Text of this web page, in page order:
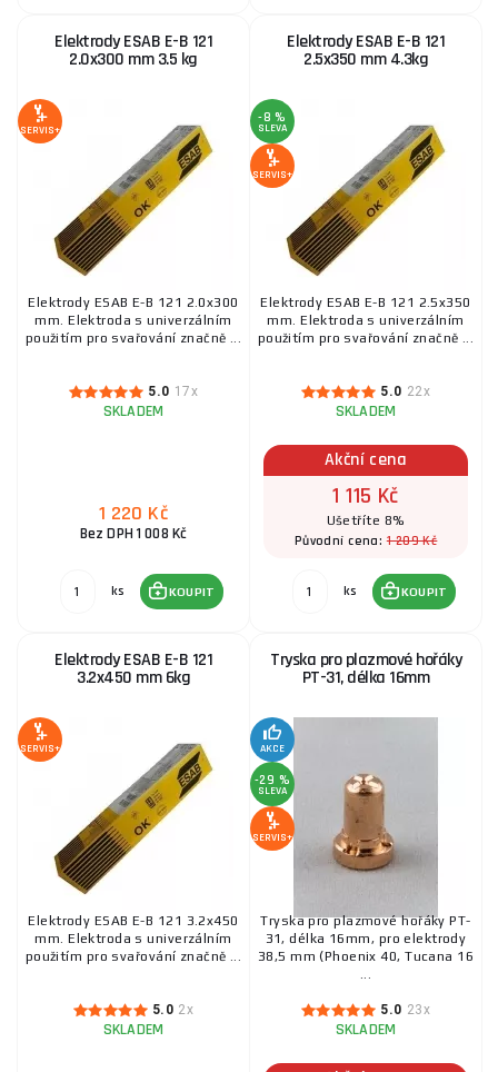
Elektrody ESAB E-B 121
2.0x300 mm 3.5 kg
SERVIS+
Elektrody ESAB E-B 121 2.0x300
mm. Elektroda s univerzálním
použitím pro svařování značně ...
5.0 17x
SKLADEM
1 220 Kč
Bez DPH 1 008 Kč
ks KOUPIT
Elektrody ESAB E-B 121
2.5x350 mm 4.3kg
-8 %
SLEVA
SERVIS+
Elektrody ESAB E-B 121 2.5x350
mm. Elektroda s univerzálním
použitím pro svařování značně ...
5.0 22x
SKLADEM
Akční cena
1 115 Kč
Ušetříte 8%
Původní cena:1 209 Kč
ks KOUPIT
Elektrody ESAB E-B 121
3.2x450 mm 6kg
SERVIS+
Elektrody ESAB E-B 121 3.2x450
mm. Elektroda s univerzálním
použitím pro svařování značně ...
5.0 2x
SKLADEM
Tryska pro plazmové hořáky
PT-31, délka 16mm
AKCE
-29 %
SLEVA
SERVIS+
Tryska pro plazmové hořáky PT-
31, délka 16mm, pro elektrody
38,5 mm (Phoenix 40, Tucana 16
...
5.0 23x
SKLADEM